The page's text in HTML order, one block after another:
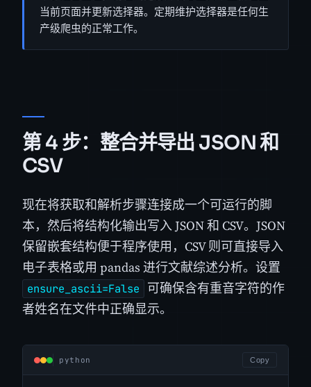
当前页面并更新选择器。定期维护选择器是任何生
产级爬虫的正常工作。
第 4 步：整合并导出 JSON 和
CSV
现在将获取和解析步骤连接成一个可运行的脚
本，然后将结构化输出写入 JSON 和 CSV。JSON
保留嵌套结构便于程序使用，CSV 则可直接导入
电子表格或用 pandas 进行文献综述分析。设置
ensure_ascii=False
可确保含有重音字符的作
者姓名在文件中正确显示。
python Copy